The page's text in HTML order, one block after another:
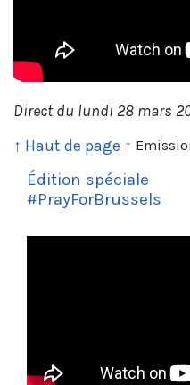
Direct du lundi 28 mars
↑ Haut de page ↑
Édition spéciale
#PrayForBrussels